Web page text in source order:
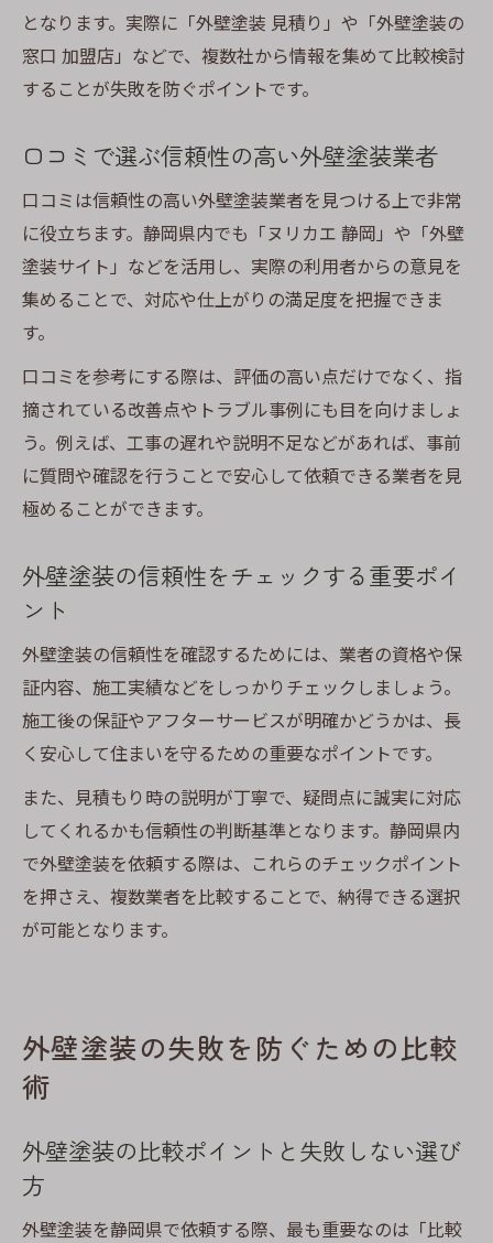
となります。実際に「外壁塗装 見積り」や「外壁塗装の
窓口 加盟店」などで、複数社から情報を集めて比較検討
することが失敗を防ぐポイントです。
口コミで選ぶ信頼性の高い外壁塗装業者
口コミは信頼性の高い外壁塗装業者を見つける上で非常
に役立ちます。静岡県内でも「ヌリカエ 静岡」や「外壁
塗装サイト」などを活用し、実際の利用者からの意見を
集めることで、対応や仕上がりの満足度を把握できま
す。
口コミを参考にする際は、評価の高い点だけでなく、指
摘されている改善点やトラブル事例にも目を向けましょ
う。例えば、工事の遅れや説明不足などがあれば、事前
に質問や確認を行うことで安心して依頼できる業者を見
極めることができます。
外壁塗装の信頼性をチェックする重要ポイ
ント
外壁塗装の信頼性を確認するためには、業者の資格や保
証内容、施工実績などをしっかりチェックしましょう。
施工後の保証やアフターサービスが明確かどうかは、長
く安心して住まいを守るための重要なポイントです。
また、見積もり時の説明が丁寧で、疑問点に誠実に対応
してくれるかも信頼性の判断基準となります。静岡県内
で外壁塗装を依頼する際は、これらのチェックポイント
を押さえ、複数業者を比較することで、納得できる選択
が可能となります。
外壁塗装の失敗を防ぐための比較
術
外壁塗装の比較ポイントと失敗しない選び
方
外壁塗装を静岡県で依頼する際、最も重要なのは「比較